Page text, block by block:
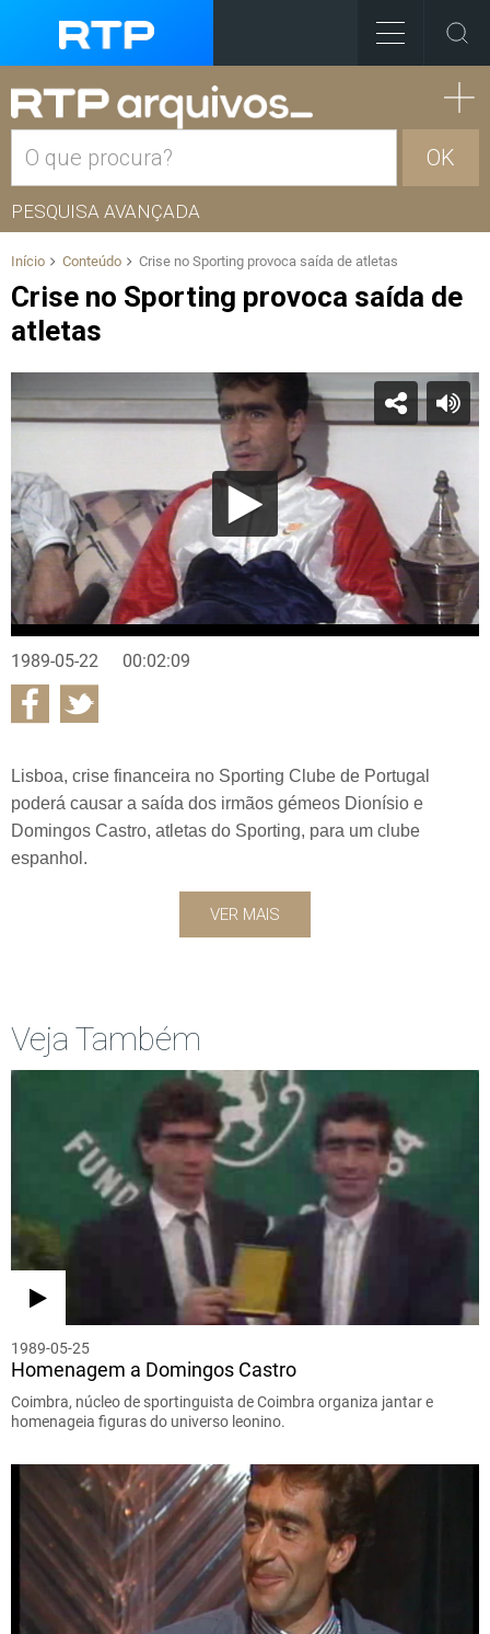
OK
PESQUISA AVANÇADA
Início Conteúdo Crise no Sporting provoca saída de atletas
Crise no Sporting provoca saída de
atletas
1989-05-22 00:02:09
Lisboa, crise financeira no Sporting Clube de Portugal
poderá causar a saída dos irmãos gémeos Dionísio e
Domingos Castro, atletas do Sporting, para um clube
espanhol.
VER MAIS
Veja Também
1989-05-25
Homenagem a Domingos Castro
Coimbra, núcleo de sportinguista de Coimbra organiza jantar e
homenageia figuras do universo leonino.